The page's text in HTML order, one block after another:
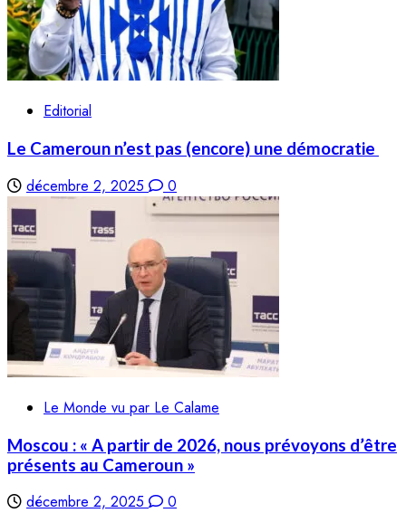
Editorial
Le Cameroun n’est pas (encore) une démocratie
décembre 2, 2025 0
Le Monde vu par Le Calame
Moscou : « A partir de 2026, nous prévoyons d’être
présents au Cameroun »
décembre 2, 2025 0